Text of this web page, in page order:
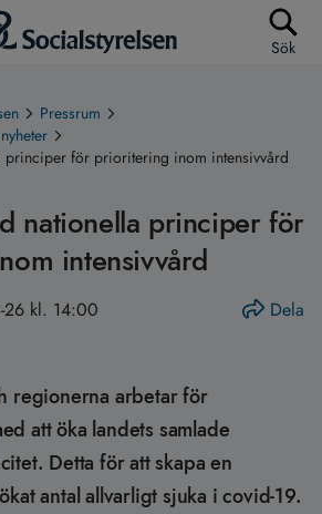
Sök
Pressrum
principer för prioritering inom intensivvård
nationella principer för
intensivvård
kl. 14:00 Dela
regionerna arbetar för
att öka landets samlade
Detta för att skapa en
antal allvarligt sjuka i covid-19.